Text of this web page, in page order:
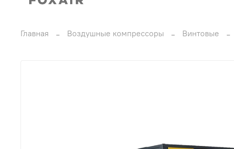
Главная Воздушные компрессоры Винтовые